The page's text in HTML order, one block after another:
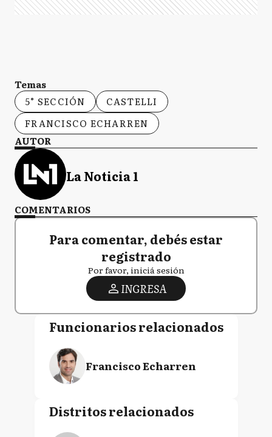
Temas
5° SECCIÓN
CASTELLI
FRANCISCO ECHARREN
AUTOR
La Noticia 1
COMENTARIOS
Para comentar, debés estar
registrado
Por favor, iniciá sesión
INGRESA
Funcionarios relacionados
Francisco Echarren
Distritos relacionados